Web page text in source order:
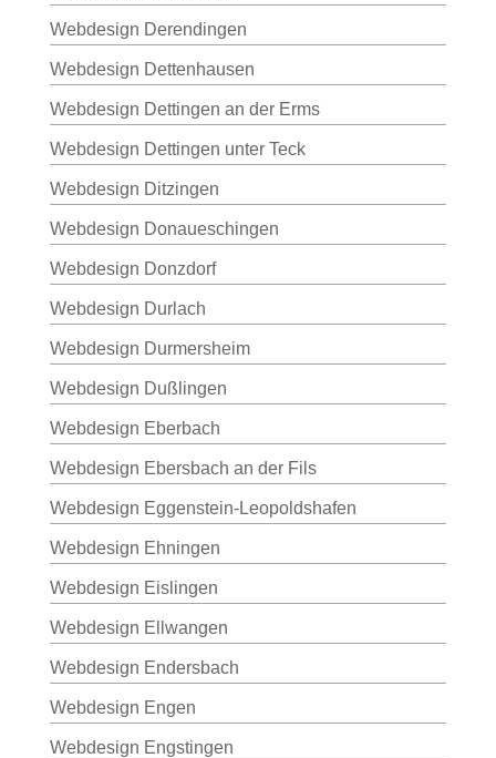
Webdesign Derendingen
Webdesign Dettenhausen
Webdesign Dettingen an der Erms
Webdesign Dettingen unter Teck
Webdesign Ditzingen
Webdesign Donaueschingen
Webdesign Donzdorf
Webdesign Durlach
Webdesign Durmersheim
Webdesign Dußlingen
Webdesign Eberbach
Webdesign Ebersbach an der Fils
Webdesign Eggenstein-Leopoldshafen
Webdesign Ehningen
Webdesign Eislingen
Webdesign Ellwangen
Webdesign Endersbach
Webdesign Engen
Webdesign Engstingen